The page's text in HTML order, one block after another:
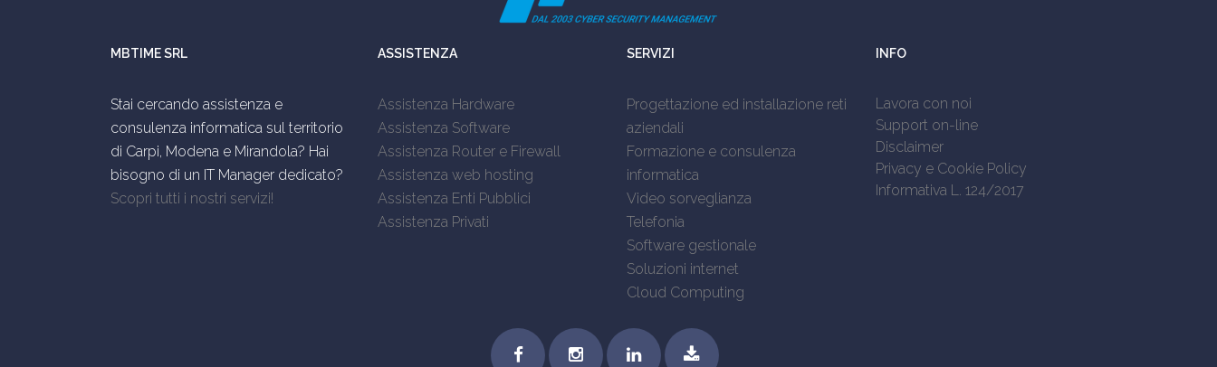
MBTIME SRL
Stai cercando assistenza e
consulenza informatica sul territorio
di Carpi, Modena e Mirandola? Hai
bisogno di un IT Manager dedicato?
Scopri tutti i nostri servizi!
ASSISTENZA
Assistenza Hardware
Assistenza Software
Assistenza Router e Firewall
Assistenza web hosting
Assistenza Enti Pubblici
Assistenza Privati
SERVIZI
Progettazione ed installazione reti
aziendali
Formazione e consulenza
informatica
Video sorveglianza
Telefonia
Software gestionale
Soluzioni internet
Cloud Computing
INFO
Lavora con noi
Support on-line
Disclaimer
Privacy e Cookie Policy
Informativa L. 124/2017